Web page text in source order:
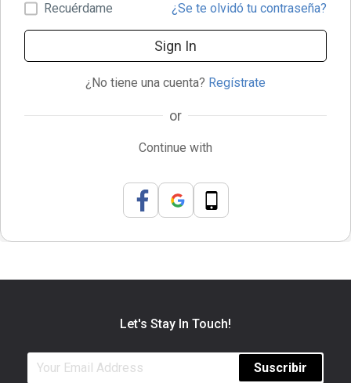
Recuérdame ¿Se te olvidó tu contraseña?
Sign In
¿No tiene una cuenta? Regístrate
or
Continue with
Let's Stay In Touch!
Suscribir